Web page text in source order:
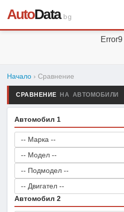
AutoData.bg
Error9
Начало › Сравнение
СРАВНЕНИЕ НА АВТОМОБИЛИ
Автомобил 1
Автомобил 2